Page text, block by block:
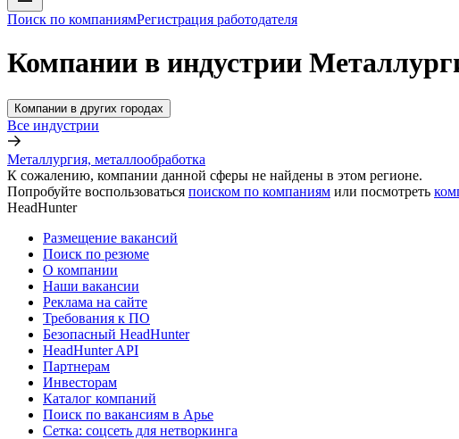
Поиск по компаниямРегистрация работодателя
Компании в индустрии
Компании в других городах
Все индустрии
Металлургия, металлообработка
К сожалению, компании данной сферы не найдены в этом регионе.
Попробуйте воспользоваться поиском по компаниям или посмотреть
HeadHunter
Размещение вакансий
Поиск по резюме
О компании
Наши вакансии
Реклама на сайте
Требования к ПО
Безопасный HeadHunter
HeadHunter API
Партнерам
Инвесторам
Каталог компаний
Поиск по вакансиям в Арье
Сетка: соцсеть для нетворкинга